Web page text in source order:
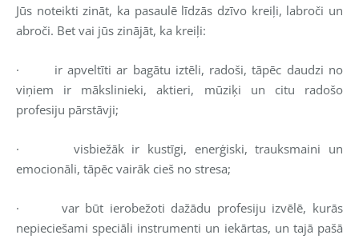
Jūs noteikti zināt, ka pasaulē līdzās dzīvo kreiļi, labroči un
abroči. Bet vai jūs zinājāt, ka kreiļi:
·
ir apveltīti ar bagātu iztēli, radoši, tāpēc daudzi no
viņiem ir mākslinieki, aktieri, mūziķi un citu radošo
profesiju pārstāvji;
·
visbiežāk ir kustīgi, enerģiski, trauksmaini un
emocionāli, tāpēc vairāk cieš no stresa;
·
var būt ierobežoti dažādu profesiju izvēlē, kurās
nepieciešami speciāli instrumenti un iekārtas, un tajā pašā